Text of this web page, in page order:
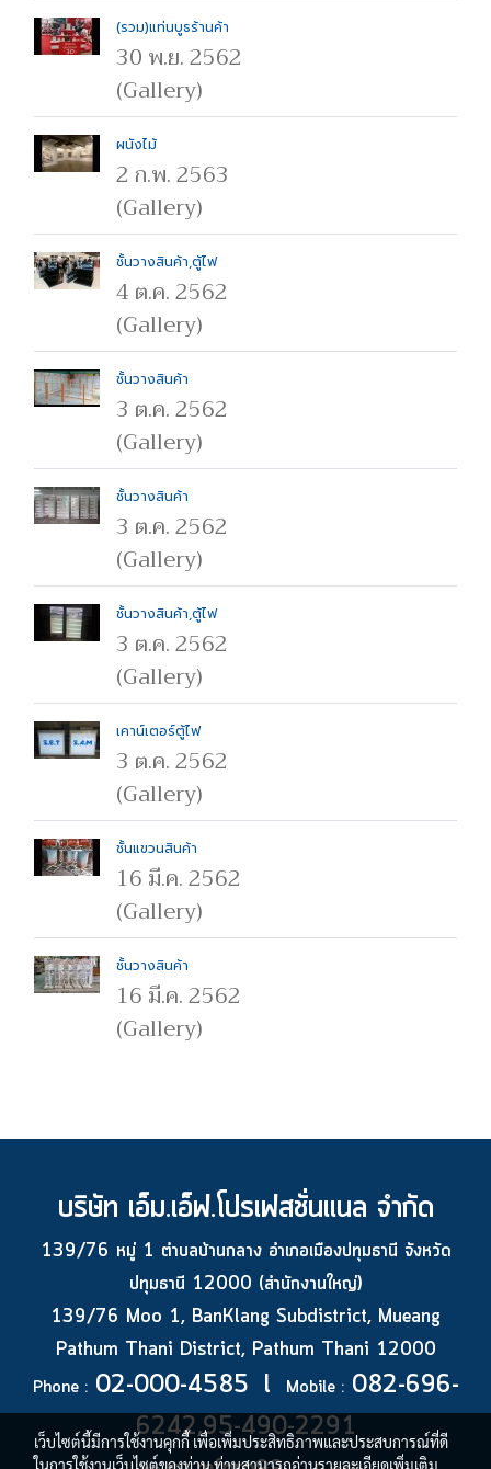
(รวม)แท่นบูธร้านค้า
30 พ.ย. 2562
(Gallery)
ผนังไม้
2 ก.พ. 2563
(Gallery)
ชั้นวางสินค้า,ตู้ไฟ
4 ต.ค. 2562
(Gallery)
ชั้นวางสินค้า
3 ต.ค. 2562
(Gallery)
ชั้นวางสินค้า
3 ต.ค. 2562
(Gallery)
ชั้นวางสินค้า,ตู้ไฟ
3 ต.ค. 2562
(Gallery)
เคาน์เตอร์ตู้ไฟ
3 ต.ค. 2562
(Gallery)
ชั้นแขวนสินค้า
16 มี.ค. 2562
(Gallery)
ชั้นวางสินค้า
16 มี.ค. 2562
(Gallery)
บริษัท เอ็ม.เอ็ฟ.โปรเฟสชั่นแนล จำกัด
139/76 หมู่ 1 ตำบลบ้านกลาง อำเภอเมืองปทุมธานี จังหวัด
ปทุมธานี 12000 (สำนักงานใหญ่)
139/76 Moo 1, BanKlang Subdistrict, Mueang
Pathum Thani District, Pathum Thani 12000
Phone :02-000-4585 l Mobile :082-696-
6242,95-490-2291
เว็บไซต์นี้มีการใช้งานคุกกี้ เพื่อเพิ่มประสิทธิภาพและประสบการณ์ที่ดี
ในการใช้งานเว็บไซต์ของท่าน ท่านสามารถอ่านรายละเอียดเพิ่มเติม